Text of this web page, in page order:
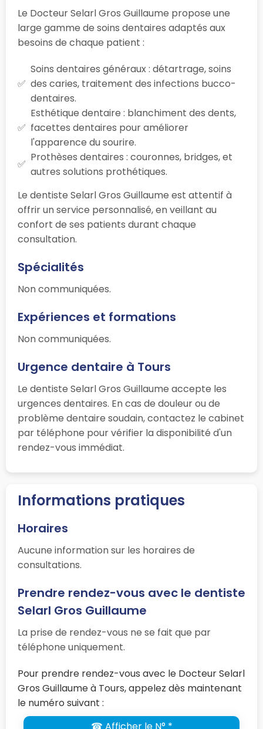
Le Docteur Selarl Gros Guillaume propose une
large gamme de soins dentaires adaptés aux
besoins de chaque patient :
Soins dentaires généraux : détartrage, soins
des caries, traitement des infections bucco-
dentaires.
Esthétique dentaire : blanchiment des dents,
facettes dentaires pour améliorer
l'apparence du sourire.
Prothèses dentaires : couronnes, bridges, et
autres solutions prothétiques.
Le dentiste Selarl Gros Guillaume est attentif à
offrir un service personnalisé, en veillant au
confort de ses patients durant chaque
consultation.
Spécialités
Non communiquées.
Expériences et formations
Non communiquées.
Urgence dentaire à Tours
Le dentiste Selarl Gros Guillaume accepte les
urgences dentaires. En cas de douleur ou de
problème dentaire soudain, contactez le cabinet
par téléphone pour vérifier la disponibilité d'un
rendez-vous immédiat.
Informations pratiques
Horaires
Aucune information sur les horaires de
consultations.
Prendre rendez-vous avec le dentiste
Selarl Gros Guillaume
La prise de rendez-vous ne se fait que par
téléphone uniquement.
Pour prendre rendez-vous avec le Docteur Selarl
Gros Guillaume à Tours, appelez dès maintenant
le numéro suivant :
☎ Afficher le N° *